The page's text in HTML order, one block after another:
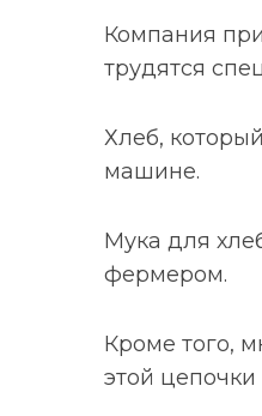
Компания
трудятся
Хлеб,
машине.
Мука для
фермером.
Кроме того,
этой